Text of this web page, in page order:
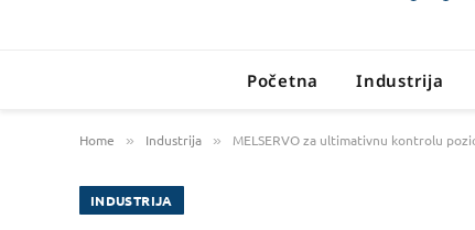
Početna Industrija
Home » Industrija » MELSERVO za ultimativnu kontrolu
INDUSTRIJA